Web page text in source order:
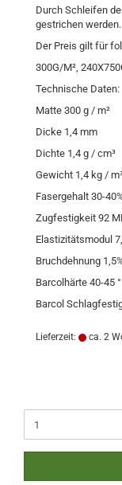
Durch Schleifen
gestrichen werden.
Der Preis gilt für
300G/M²,
Technische Daten:
Matte 300 g / m²
Dicke 1,4 mm
Dichte 1,4 g / cm³
Gewicht 1,4 kg /
Fasergehalt 30-
Zugfestigkeit 92
Elastizitätsmodul
Bruchdehnung
Barcolhärte 40-45 °
Barcol
Lieferzeit: ca. 2